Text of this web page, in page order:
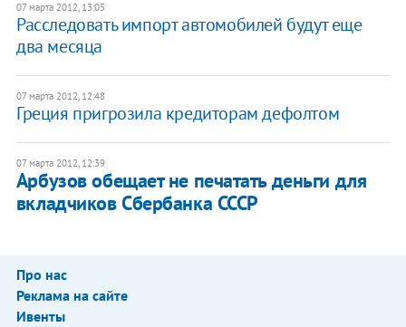
07 марта 2012, 13:05
Расследовать импорт автомобилей будут еще
два месяца
07 марта 2012, 12:48
Греция пригрозила кредиторам дефолтом
07 марта 2012, 12:39
Арбузов обещает не печатать деньги для
вкладчиков Сбербанка СССР
Про нас
Реклама на сайте
Ивенты